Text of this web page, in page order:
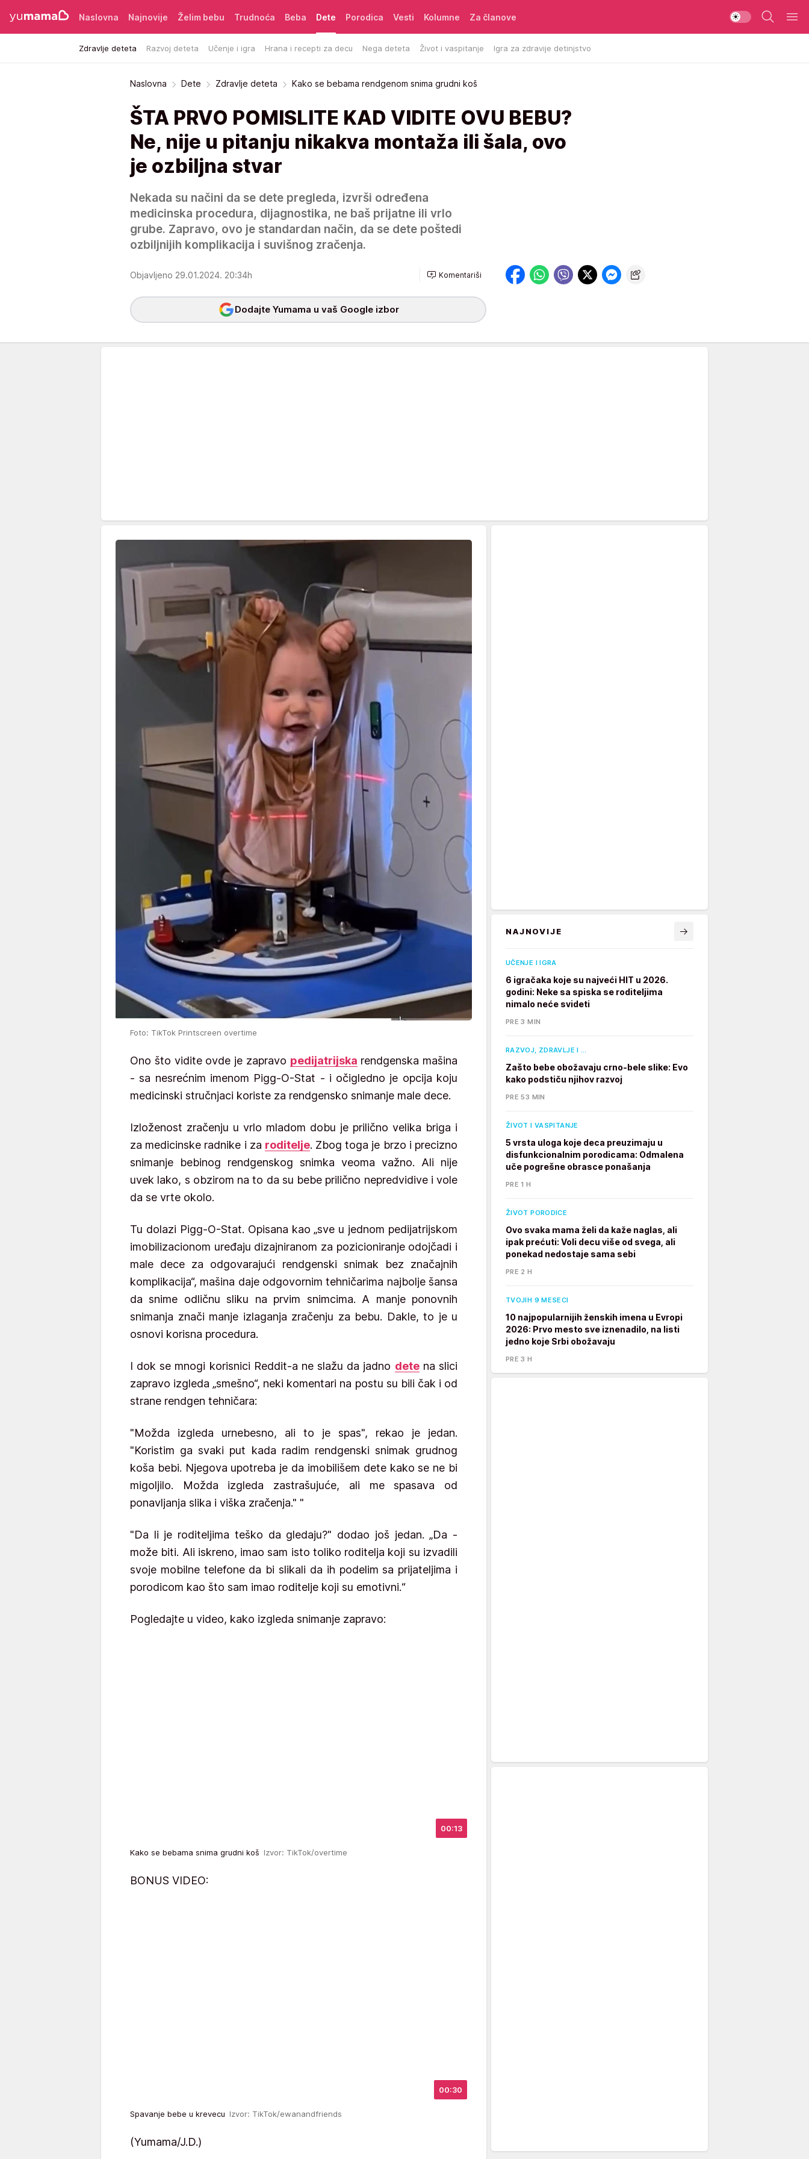
Naslovna Najnovije Želim bebu Trudnoća Beba Dete
Zdravlje deteta Razvoj deteta Učenje i igra Hrana i recepti za decu Nega deteta Život i vaspitanje Igra za zdravije detinjstvo
Porodica Vesti Kolumne Za članove
Naslovna Dete Zdravlje deteta Kako se bebama rendgenom snima grudni koš
ŠTA PRVO POMISLITE KAD VIDITE OVU BEBU?
Ne, nije u pitanju nikakva montaža ili šala, ovo
je ozbiljna stvar
Nekada su načini da se dete pregleda, izvrši određena
medicinska procedura, dijagnostika, ne baš prijatne ili vrlo
grube. Zapravo, ovo je standardan način, da se dete poštedi
ozbiljnijih komplikacija i suvišnog zračenja.
Objavljeno 29.01.2024. 20:34h Komentariši
Dodajte Yumama u vaš Google izbor
Foto: TikTok Printscreen overtime
Ono što vidite ovde je zapravo pedijatrijska rendgenska mašina
- sa nesrećnim imenom Pigg-O-Stat - i očigledno je opcija koju
medicinski stručnjaci koriste za rendgensko snimanje male dece.
Izloženost zračenju u vrlo mladom dobu je prilično velika briga i
za medicinske radnike i za roditelje. Zbog toga je brzo i precizno
snimanje bebinog rendgenskog snimka veoma važno. Ali nije
uvek lako, s obzirom na to da su bebe prilično nepredvidive i vole
da se vrte okolo.
Tu dolazi Pigg-O-Stat. Opisana kao „sve u jednom pedijatrijskom
imobilizacionom uređaju dizajniranom za pozicioniranje odojčadi i
male dece za odgovarajući rendgenski snimak bez značajnih
komplikacija“, mašina daje odgovornim tehničarima najbolje šansa
da snime odličnu sliku na prvim snimcima. A manje ponovnih
snimanja znači manje izlaganja zračenju za bebu. Dakle, to je u
osnovi korisna procedura.
I dok se mnogi korisnici Reddit-a ne slažu da jadno detena slici
zapravo izgleda „smešno“, neki komentari na postu su bili čak i od
strane rendgen tehničara:
"Možda izgleda urnebesno, ali to je spas", rekao je jedan.
"Koristim ga svaki put kada radim rendgenski snimak grudnog
koša bebi. Njegova upotreba je da imobilišem dete kako se ne bi
migoljilo. Možda izgleda zastrašujuće, ali me spasava od
ponavljanja slika i viška zračenja." "
"Da li je roditeljima teško da gledaju?" dodao još jedan. „Da -
može biti. Ali iskreno, imao sam isto toliko roditelja koji su izvadili
svoje mobilne telefone da bi slikali da ih podelim sa prijateljima i
porodicom kao što sam imao roditelje koji su emotivni.“
Pogledajte u video, kako izgleda snimanje zapravo:
00:13
Kako se bebama snima grudni koš Izvor: TikTok/overtime
BONUS VIDEO:
00:30
Spavanje bebe u krevecu Izvor: TikTok/ewanandfriends
(Yumama/J.D.)
NAJNOVIJE
UČENJE I IGRA
6 igračaka koje su najveći HIT u 2026.
godini: Neke sa spiska se roditeljima
nimalo neće svideti
PRE 3 MIN
RAZVOJ, ZDRAVLJE I …
Zašto bebe obožavaju crno-bele slike: Evo
kako podstiču njihov razvoj
PRE 53 MIN
ŽIVOT I VASPITANJE
5 vrsta uloga koje deca preuzimaju u
disfunkcionalnim porodicama: Odmalena
uče pogrešne obrasce ponašanja
PRE 1 H
ŽIVOT PORODICE
Ovo svaka mama želi da kaže naglas, ali
ipak prećuti: Voli decu više od svega, ali
ponekad nedostaje sama sebi
PRE 2 H
TVOJIH 9 MESECI
10 najpopularnijih ženskih imena u Evropi
2026: Prvo mesto sve iznenadilo, na listi
jedno koje Srbi obožavaju
PRE 3 H